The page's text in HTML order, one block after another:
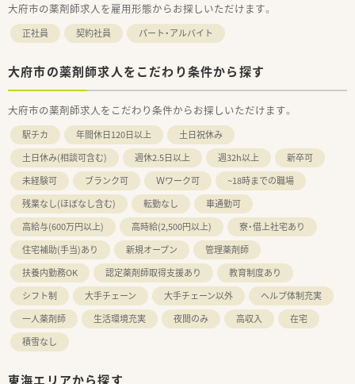
大府市の薬剤師求人を雇用形態からお探しいただけます。
正社員 契約社員 パート・アルバイト
大府市の薬剤師求人をこだわり条件から探す
大府市の薬剤師求人をこだわり条件からお探しいただけます。
駅チカ 年間休日120日以上
土日祝休み
土日休み(相談可含む)
週休2.5日以上 週32h以上
新卒可
未経験可
ブランク可 Ｗワーク可
~18時までの職場
残業なし(ほぼなし含む)
転勤なし
車通勤可
高給与(600万円以上)
高時給(2,500円以上)
寮・借上社宅あり
住宅補助(手当)あり
新規オープン
管理薬剤師
扶養内勤務OK
認定薬剤師取得支援あり
教育制度あり
シフト制
大手チェーン 大手チェーン以外
ヘルプ体制充実
一人薬剤師
生活環境充実 夜間のみ 高収入
在宅
積雪なし
東海エリアから探す